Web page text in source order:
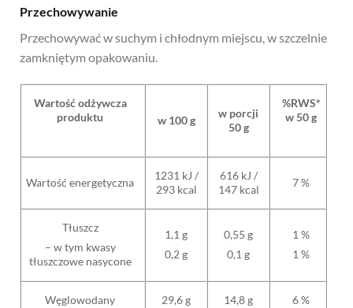
Przechowywanie
Przechowywać w suchym i chłodnym miejscu, w szczelnie
zamkniętym opakowaniu.
Wartość odżywcza
produktu
w 100 g
w porcji
50 g
%RWS*
w 50 g
Wartość energetyczna
1231 kJ /
293 kcal
616 kJ /
147 kcal
7 %
Tłuszcz
– w tym kwasy
tłuszczowe nasycone
1,1 g
0,2 g
0,55 g
0,1 g
1 %
1 %
Węglowodany
29,6 g
14,8 g
6 %